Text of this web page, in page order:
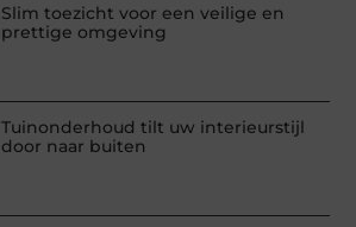
Slim toezicht voor een veilige en
prettige omgeving
Tuinonderhoud tilt uw interieurstijl
door naar buiten